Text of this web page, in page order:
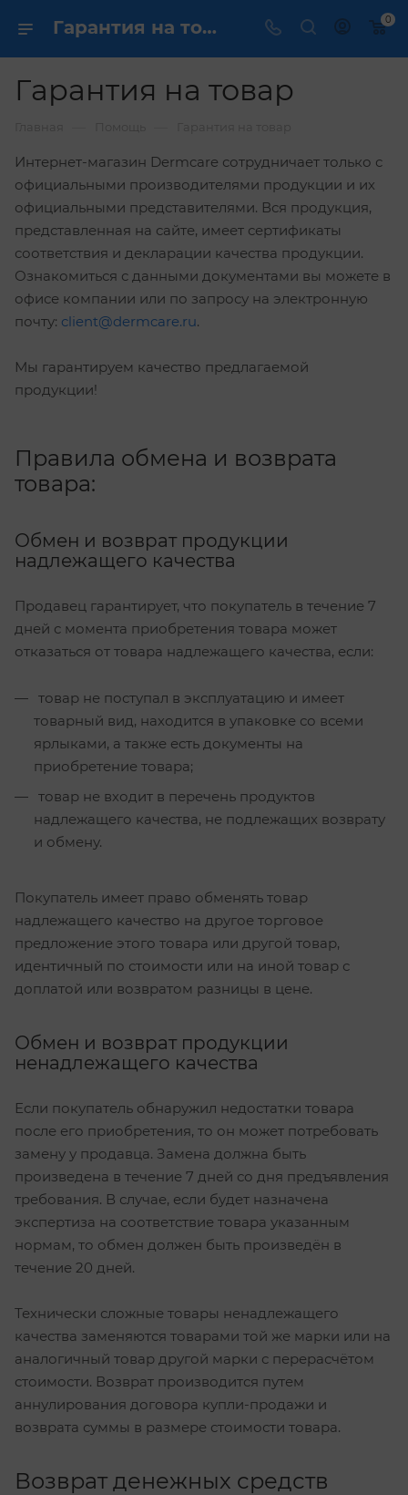
Гарантия на товар 0
Гарантия на товар
Интернет-магазин Dermcare сотрудничает только с
официальными производителями продукции и их
официальными представителями. Вся продукция,
представленная на сайте, имеет сертификаты
соответствия и декларации качества продукции.
Ознакомиться с данными документами вы можете в
офисе компании или по запросу на электронную
почту: client@dermcare.ru.
Мы гарантируем качество предлагаемой
продукции!
Правила обмена и возврата
товара:
Обмен и возврат продукции
надлежащего качества
Продавец гарантирует, что покупатель в течение 7
дней с момента приобретения товара может
отказаться от товара надлежащего качества, если:
товар не поступал в эксплуатацию и имеет
товарный вид, находится в упаковке со всеми
ярлыками, а также есть документы на
приобретение товара;
товар не входит в перечень продуктов
надлежащего качества, не подлежащих возврату
и обмену.
Покупатель имеет право обменять товар
надлежащего качество на другое торговое
предложение этого товара или другой товар,
идентичный по стоимости или на иной товар с
доплатой или возвратом разницы в цене.
Обмен и возврат продукции
ненадлежащего качества
Если покупатель обнаружил недостатки товара
после его приобретения, то он может потребовать
замену у продавца. Замена должна быть
произведена в течение 7 дней со дня предъявления
требования. В случае, если будет назначена
экспертиза на соответствие товара указанным
нормам, то обмен должен быть произведён в
течение 20 дней.
Технически сложные товары ненадлежащего
качества заменяются товарами той же марки или на
аналогичный товар другой марки с перерасчётом
стоимости. Возврат производится путем
аннулирования договора купли-продажи и
возврата суммы в размере стоимости товара.
Возврат денежных средств